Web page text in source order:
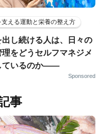
支える運動と栄養の整え方
出し続ける人は、日々の
をどうセルフマネジメ
ているのか——
Sponsored
事